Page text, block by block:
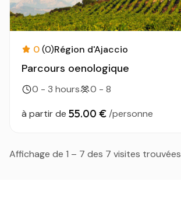
0(0)Région d'Ajaccio
Parcours oenologique
0 - 3 hours
0 - 8
à partir de 55.00 € /personne
Affichage de 1 – 7 des 7 visites trouvées